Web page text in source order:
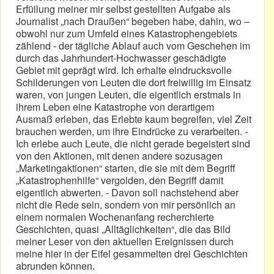
Erfüllung meiner mir selbst gestellten Aufgabe als
Journalist „nach Draußen“ begeben habe, dahin, wo –
obwohl nur zum Umfeld eines Katastrophengebiets
zählend - der tägliche Ablauf auch vom Geschehen im
durch das Jahrhundert-Hochwasser geschädigte
Gebiet mit geprägt wird. Ich erhalte eindrucksvolle
Schilderungen von Leuten die dort freiwillig im Einsatz
waren, von jungen Leuten, die eigentlich erstmals in
ihrem Leben eine Katastrophe von derartigem
Ausmaß erleben, das Erlebte kaum begreifen, viel Zeit
brauchen werden, um ihre Eindrücke zu verarbeiten. -
Ich erlebe auch Leute, die nicht gerade begeistert sind
von den Aktionen, mit denen andere sozusagen
„Marketingaktionen“ starten, die sie mit dem Begriff
„Katastrophenhilfe“ vergolden, den Begriff damit
eigentlich abwerten. - Davon soll nachstehend aber
nicht die Rede sein, sondern von mir persönlich an
einem normalen Wochenanfang recherchierte
Geschichten, quasi „Alltäglichkeiten“, die das Bild
meiner Leser von den aktuellen Ereignissen durch
meine hier in der Eifel gesammelten drei Geschichten
abrunden können.